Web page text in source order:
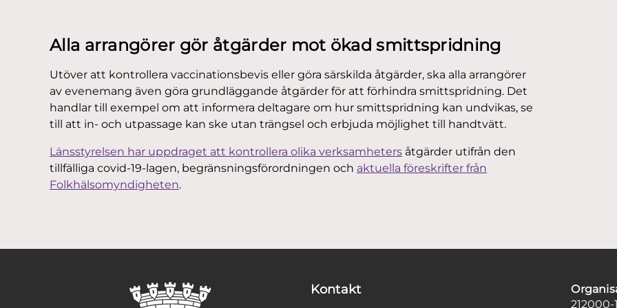
Alla arrangörer gör åtgärder mot ökad smittspridning
Utöver att kontrollera vaccinationsbevis eller göra särskilda åtgärder, ska alla arrangörer
av evenemang även göra grundläggande åtgärder för att förhindra smittspridning. Det
handlar till exempel om att informera deltagare om hur smittspridning kan undvikas, se
till att in- och utpassage kan ske utan trängsel och erbjuda möjlighet till handtvätt.
Länsstyrelsen har uppdraget att kontrollera olika verksamheters åtgärder utifrån den
tillfälliga covid-19-lagen, begränsningsförordningen och aktuella föreskrifter från
Folkhälsomyndigheten.
Kontakt
212000-